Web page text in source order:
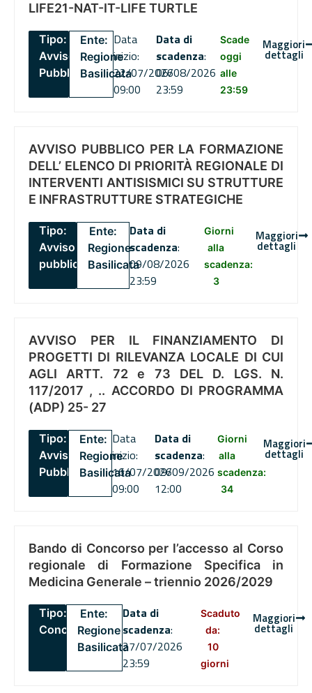
LIFE21-NAT-IT-LIFE TURTLE
Tipo:
Avviso
Pubblico
Ente:
Regione
Basilicata
Data
inizio:
22/07/2026
09:00
Data di
scadenza:
06/08/2026
23:59
Scade
oggi
alle
23:59
Maggiori
dettagli
AVVISO PUBBLICO PER LA FORMAZIONE
DELL’ ELENCO DI PRIORITÀ REGIONALE DI
INTERVENTI ANTISISMICI SU STRUTTURE
E INFRASTRUTTURE STRATEGICHE
Tipo:
Avviso
pubblico
Ente:
Regione
Basilicata
Data di
scadenza:
09/08/2026
23:59
Giorni
alla
scadenza:
3
Maggiori
dettagli
AVVISO PER IL FINANZIAMENTO DI
PROGETTI DI RILEVANZA LOCALE DI CUI
AGLI ARTT. 72 e 73 DEL D. LGS. N.
117/2017 , .. ACCORDO DI PROGRAMMA
(ADP) 25- 27
Tipo:
Avviso
Pubblico
Ente:
Regione
Basilicata
Data
inizio:
16/07/2026
09:00
Data di
scadenza:
09/09/2026
12:00
Giorni
alla
scadenza:
34
Maggiori
dettagli
Bando di Concorso per l’accesso al Corso
regionale di Formazione Specifica in
Medicina Generale – triennio 2026/2029
Tipo:
Concorsi
Ente:
Regione
Basilicata
Data di
scadenza:
27/07/2026
23:59
Scaduto
da:
10
giorni
Maggiori
dettagli